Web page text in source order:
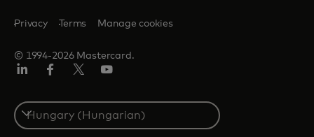
© 1994-2026 Mastercard.
Privacy Terms Manage cookies
Select
a
country